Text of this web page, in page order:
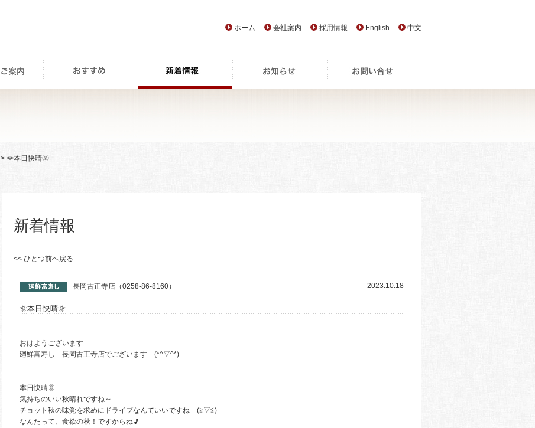
ホーム 会社案内 採用情報 English 中文
> 🌞本日快晴🌞
新着情報
<< ひとつ前へ戻る
長岡古正寺店（0258-86-8160） 2023.10.18
🌞本日快晴🌞
おはようございます
廻鮮富寿し 長岡古正寺店でございます (*^▽^*)
本日快晴🌞
気持ちのいい秋晴れですね～
チョット秋の味覚を求めにドライブなんていいですね (≧▽≦)
なんたって、食欲の秋！ですからね🎵